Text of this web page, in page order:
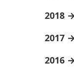
2018
2017
2016